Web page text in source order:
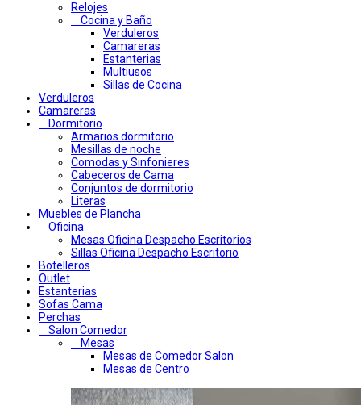
Relojes
Cocina y Baño
Verduleros
Camareras
Estanterias
Multiusos
Sillas de Cocina
Verduleros
Camareras
Dormitorio
Armarios dormitorio
Mesillas de noche
Comodas y Sinfonieres
Cabeceros de Cama
Conjuntos de dormitorio
Literas
Muebles de Plancha
Oficina
Mesas Oficina Despacho Escritorios
Sillas Oficina Despacho Escritorio
Botelleros
Outlet
Estanterias
Sofas Cama
Perchas
Salon Comedor
Mesas
Mesas de Comedor Salon
Mesas de Centro